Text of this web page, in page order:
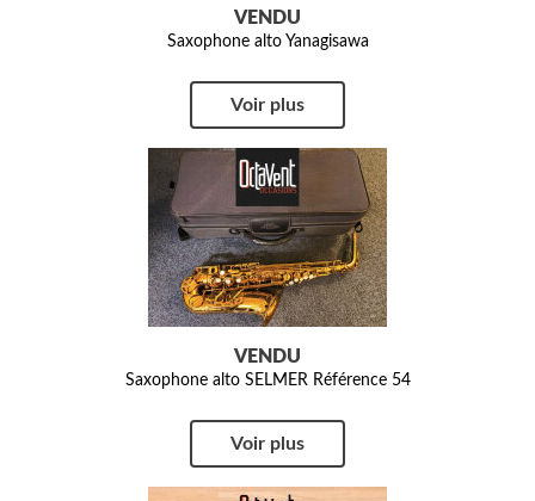
VENDU
Saxophone alto Yanagisawa
Voir plus
VENDU
Saxophone alto SELMER Référence 54
Voir plus